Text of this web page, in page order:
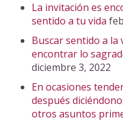
La invitación es
sentido a tu vida
Buscar sentido a la
encontrar lo
diciembre 3, 2022
En ocasiones
después
otros asuntos